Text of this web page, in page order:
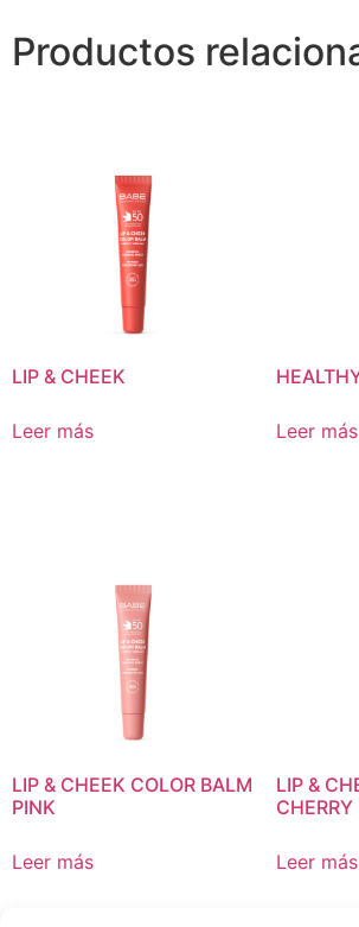
Productos
LIP & CHEEK
Leer más Leer más
LIP & CHEEK COLOR BALM
PINK
Leer más
LIP &
CHERRY
Leer más